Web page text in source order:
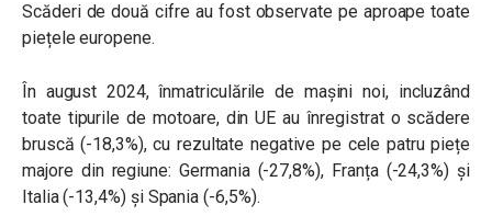
Scăderi de două cifre au fost observate pe aproape toate
piețele europene.
În august 2024, înmatriculările de mașini noi, incluzând
toate tipurile de motoare, din UE au înregistrat o scădere
bruscă (-18,3%), cu rezultate negative pe cele patru piețe
majore din regiune: Germania (-27,8%), Franța (-24,3%) și
Italia (-13,4%) și Spania (-6,5%).